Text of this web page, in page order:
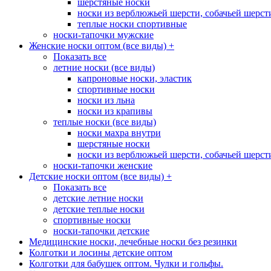
шерстяные носки
носки из верблюжьей шерсти, собачьей
теплые носки спортивные
носки-тапочки мужские
Женские носки оптом (все виды) +
Показать все
летние носки (все виды)
капроновые носки, эластик
спортивные носки
носки из льна
носки из крапивы
теплые носки (все виды)
носки махра внутри
шерстяные носки
носки из верблюжьей шерсти, собачьей
носки-тапочки женские
Детские носки оптом (все виды) +
Показать все
детские летние носки
детские теплые носки
спортивные носки
носки-тапочки детские
Медицинские носки, лечебные носки без резинки
Колготки и лосины детские оптом
Колготки для бабушек оптом. Чулки и гольфы.